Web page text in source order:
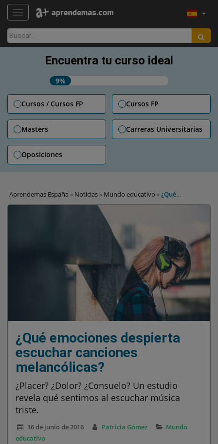
TOGGLE NAVIGATION
Buscar:
Encuentra tu curso ideal
9%
Cursos / Cursos FP Cursos FP
Masters Carreras Universitarias
Oposiciones
Aprendemas España » Noticias » Mundo educativo »¿Qué
emociones despierta escuchar canciones melancólicas?
¿Qué emociones despierta
escuchar canciones
melancólicas?
¿Placer? ¿Dolor? ¿Consuelo? Un estudio
revela qué sentimos al escuchar música
triste.
16 de junio de 2016 Patricia Gómez
Mundo
educativo